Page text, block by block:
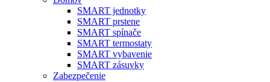
SMART jednotky
SMART prstene
SMART spínače
SMART termostaty
SMART vybavenie
SMART zásuvky
Zabezpečenie